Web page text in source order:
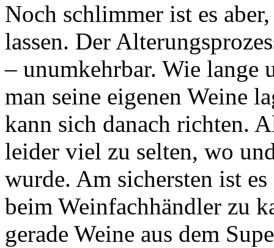
Noch schlimmer ist es
lassen. Der
– unumkehrbar. Wie lange
man seine eigenen Weine
kann sich danach richten.
leider viel zu selten, wo
wurde. Am sichersten ist
beim Weinfachhändler zu
gerade Weine aus dem